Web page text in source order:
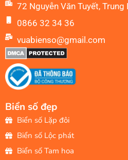
72 Nguyễn Văn Tuyết,
0866 32 34 36
vuabienso@gmail.com
Biển số đẹp
Biển số Lặp đôi
Biển số Lộc phát
Biển số Tam hoa